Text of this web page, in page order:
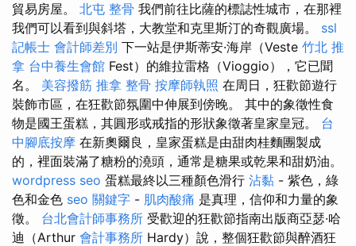
貿易房屋。 北屯 整骨 我們前往比薩的標誌性城市，在那裡
我們可以看到與斜塔，大教堂和克里斯汀的奇觀廣場。 ssl
記帳士 會計師差別 下一站是伊斯蒂安·海岸（Veste 竹北 推
拿 台中養生會館 Fest）的維拉雷格（Vioggio），它已聞
名。 美容撥筋 推拿 整骨 按摩師執照 在周日，狂歡節遊行
裝飾市區，在狂歡節氛圍中伸展到傍晚。 其中的象徵性食
物是國王蛋糕，其圓形或戒指的形狀象徵著皇家皇冠。 台
中腳底按摩 在新奧爾良，皇家蛋糕是由甜肉桂麵團製成
的，裡面裝滿了糖粉的澆頭，通常是糖果或乾果和甜奶油。
wordpress seo 蛋糕最終以三種顏色滑行 沾黏 - 紫色，綠
色和金色 seo 關鍵字 - 肌肉酸痛 是真理，信仰和力量的象
徵。 台北會計師事務所 受歡迎的狂歡節指南出版商亞瑟·哈
迪（Arthur 會計事務所 Hardy）說，整個狂歡節與醉酒狂